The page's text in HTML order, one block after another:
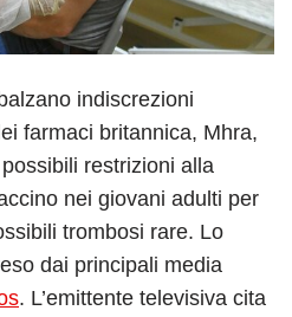
indiscrezioni
farmaci britannica, Mhra,
restrizioni alla
nei giovani adulti per
trombosi rare. Lo
dai principali media
. L’emittente televisiva cita